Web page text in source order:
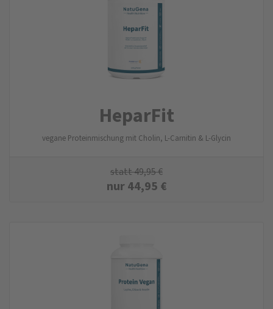
HeparFit
vegane Proteinmischung mit Cholin, L-Carnitin & L-Glycin
statt49,95€
nur44,95 €